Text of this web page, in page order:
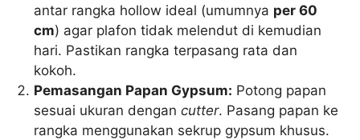
antar rangka hollow ideal (umumnya per 60
cm) agar plafon tidak melendut di kemudian
hari. Pastikan rangka terpasang rata dan
kokoh.
Pemasangan Papan Gypsum: Potong papan
sesuai ukuran dengancutter. Pasang papan ke
rangka menggunakan sekrup gypsum khusus.